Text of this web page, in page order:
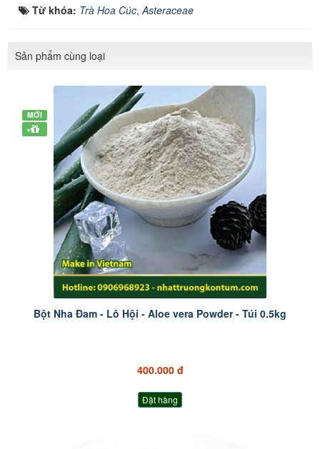
Từ khóa: Trà Hoa Cúc, Asteraceae
Sản phẩm cùng loại
MỚI
+
Bột Nha Đam - Lô Hội - Aloe vera Powder - Túi 0.5kg
400.000 đ
Đặt hàng